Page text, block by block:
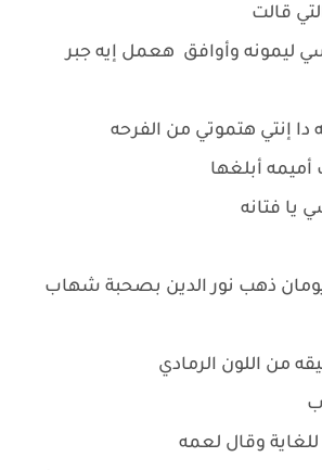
قالت
ليمونه وأوافق هعمل إيه جبر
إنتي هتموتي من الفرحه
أميمه أبلغها
يا فتانه
ذهب نور الدين بصحبة شهاب
من اللون الرمادي
وقال لعمه